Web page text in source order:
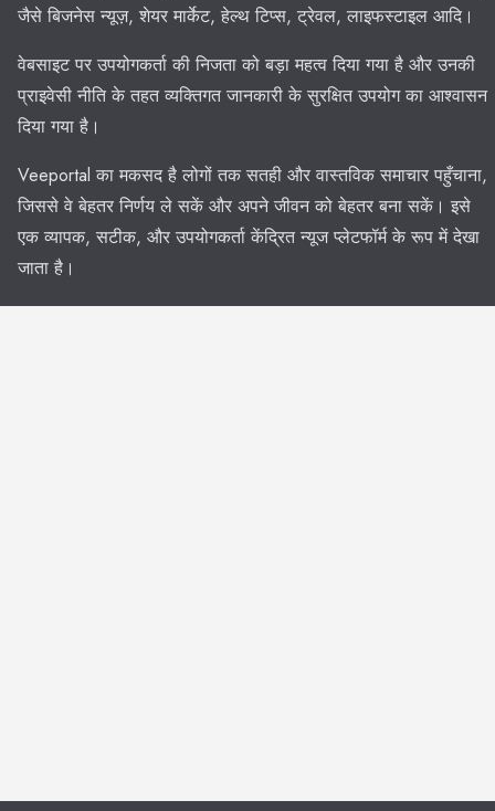
जैसे बिजनेस न्यूज़, शेयर मार्केट, हेल्थ टिप्स, ट्रेवल, लाइफस्टाइल आदि।
वेबसाइट पर उपयोगकर्ता की निजता को बड़ा महत्व दिया गया है और उनकी
प्राइवेसी नीति के तहत व्यक्तिगत जानकारी के सुरक्षित उपयोग का आश्वासन
दिया गया है।
Veeportal का मकसद है लोगों तक सतही और वास्तविक समाचार पहुँचाना,
जिससे वे बेहतर निर्णय ले सकें और अपने जीवन को बेहतर बना सकें। इसे
एक व्यापक, सटीक, और उपयोगकर्ता केंद्रित न्यूज प्लेटफॉर्म के रूप में देखा
जाता है।